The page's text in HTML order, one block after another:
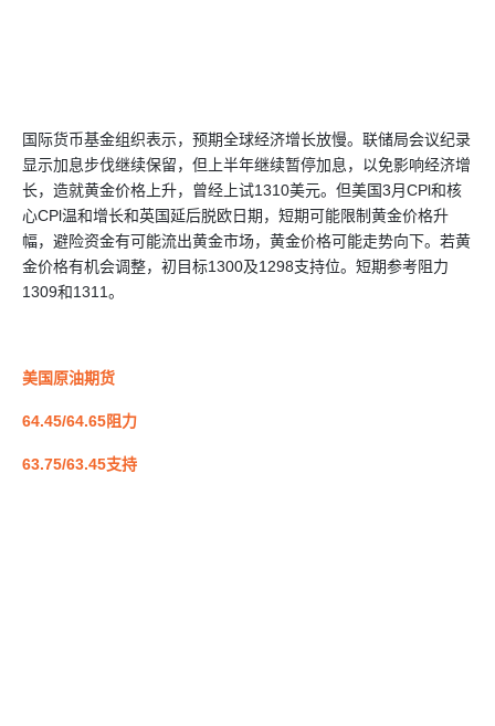
国际货币基金组织表示，预期全球经济增长放慢。联储局会议纪录
显示加息步伐继续保留，但上半年继续暂停加息，以免影响经济增
长，造就黄金价格上升，曾经上试1310美元。但美国3月CPl和核
心CPl温和增长和英国延后脱欧日期，短期可能限制黄金价格升
幅，避险资金有可能流出黄金市场，黄金价格可能走势向下。若黄
金价格有机会调整，初目标1300及1298支持位。短期参考阻力
1309和1311。
美国原油期货
64.45/64.65阻力
63.75/63.45支持